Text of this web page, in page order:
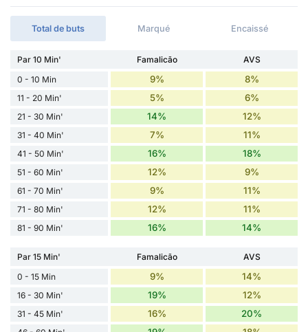
Total de buts Marqué Encaissé
Par 10 Min' Famalicão
AVS
0 - 10 Min
9% 8%
11 - 20 Min' 5% 6%
21 - 30 Min' 14% 12%
31 - 40 Min' 7% 11%
41 - 50 Min' 16% 18%
51 - 60 Min' 12% 9%
61 - 70 Min' 9% 11%
71 - 80 Min' 12% 11%
81 - 90 Min' 16% 14%
Par 15 Min' Famalicão
AVS
0 - 15 Min
9% 14%
16 - 30 Min' 19% 12%
31 - 45 Min' 16% 20%